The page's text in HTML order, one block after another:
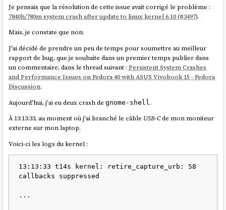
Je pensais que la résolution de cette issue avait corrigé le problème :
7840h/780m system crash after update to linux kernel 6.10 (#3497).
Mais, je constate que non.
J'ai décidé de prendre un peu de temps pour soumettre au meilleur
rapport de bug, que je souhaite dans un premier temps publier dans
un commentaire, dans le thread suivant :Persistent System Crashes
and Performance Issues on Fedora 40 with ASUS Vivobook 15 - Fedora
Discussion.
Aujourd'hui, j'ai eu deux crash degnome-shell .
À 13:13:33, au moment où j'ai branché le câble USB-Cde mon moniteur
externe sur mon laptop.
Voici-ci les logs du kernel :
13:13:33 t14s kernel: retire_capture_urb: 58
callbacks suppressed
...